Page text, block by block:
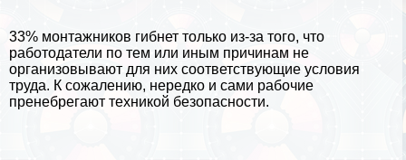
33% монтажников гибнет только из-за того, что
работодатели по тем или иным причинам не
организовывают для них соответствующие условия
труда. К сожалению, нередко и сами рабочие
пренебрегают техникой безопасности.